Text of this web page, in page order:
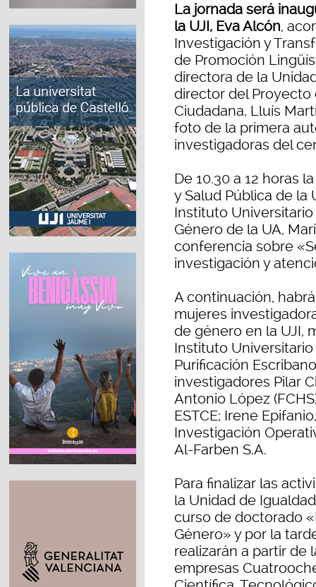
La jornada será
la UJI, Eva Alcón,
Investigación y
de Promoción
directora de la
director del Proyecto
Ciudadana, Lluís
foto de la primera
investigadoras del
De 10.30 a 12 horas
y Salud Pública de la
Instituto
Género de la UA,
conferencia sobre
investigación y
A continuación,
mujeres
de género en la UJI,
Instituto
Purificación
investigadores Pilar
Antonio López
ESTCE; Irene
Investigación
Al-Farben S.A.
Para finalizar las
la Unidad de
curso de doctorado
Género» y por la
realizarán a partir de
empresas